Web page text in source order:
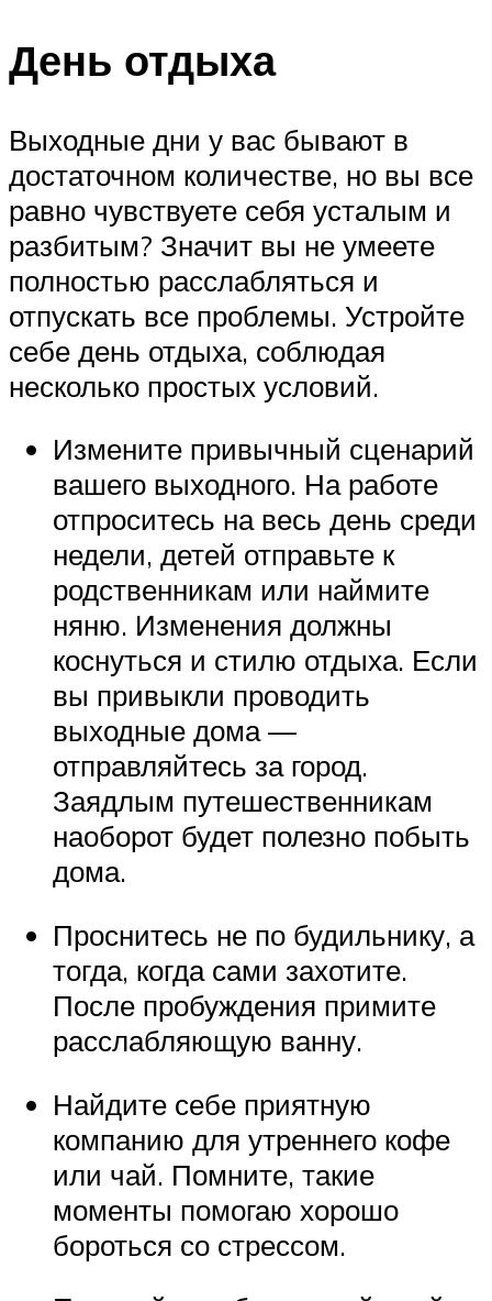
День отдыха
Выходные дни у вас бывают в
достаточном количестве, но вы все
равно чувствуете себя усталым и
разбитым? Значит вы не умеете
полностью расслабляться и
отпускать все проблемы. Устройте
себе день отдыха, соблюдая
несколько простых условий.
Измените привычный сценарий
вашего выходного. На работе
отпроситесь на весь день среди
недели, детей отправьте к
родственникам или наймите
няню. Изменения должны
коснуться и стилю отдыха. Если
вы привыкли проводить
выходные дома —
отправляйтесь за город.
Заядлым путешественникам
наоборот будет полезно побыть
дома.
Проснитесь не по будильнику, а
тогда, когда сами захотите.
После пробуждения примите
расслабляющую ванну.
Найдите себе приятную
компанию для утреннего кофе
или чай. Помните, такие
моменты помогаю хорошо
бороться со стрессом.